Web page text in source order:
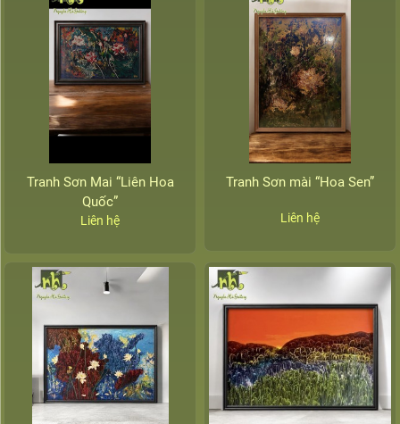
Tranh Sơn Mai “Liên Hoa
Quốc”
Liên hệ
Tranh Sơn mài “Hoa Sen”
Liên hệ